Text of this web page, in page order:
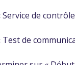
Service de
Test de